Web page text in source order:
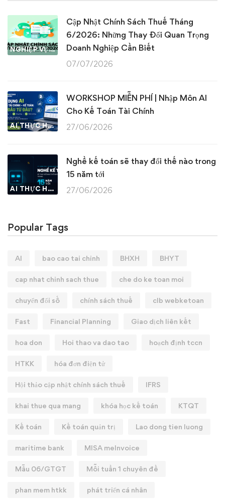
NGHIỆP VỤ KẾ TOÁN & THUẾ
Cập Nhật Chính Sách Thuế Tháng
6/2026: Những Thay Đổi Quan Trọng
Doanh Nghiệp Cần Biết
07/07/2026
AI THỰC HÀNH
WORKSHOP MIỄN PHÍ | Nhập Môn AI
Cho Kế Toán Tài Chính
27/06/2026
AI THỰC HÀNH
Nghề kế toán sẽ thay đổi thế nào trong
15 năm tới
27/06/2026
Popular Tags
AI bao cao tai chinh BHXH BHYT
cap nhat chinh sach thue che do ke toan moi
chuyển đổi số chính sách thuế clb webketoan
Fast Financial Planning Giao dịch liên kết
hoa don Hoi thao va dao tao hoạch định tccn
HTKK hóa đơn điện tử
Hội thảo cập nhật chính sách thuế IFRS
khai thue qua mang khóa học kế toán KTQT
Kế toán Kế toán quản trị Lao dong tien luong
maritime bank MISA meInvoice
Mẫu 06/GTGT Mỗi tuần 1 chuyên đề
phan mem htkk phát triển cá nhân